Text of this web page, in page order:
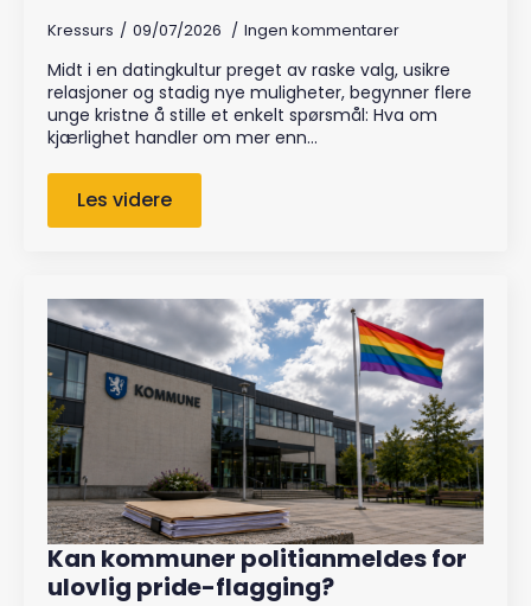
Kressurs 09/07/2026 Ingen kommentarer
Midt i en datingkultur preget av raske valg, usikre
relasjoner og stadig nye muligheter, begynner flere
unge kristne å stille et enkelt spørsmål: Hva om
kjærlighet handler om mer enn…
Les videre
Kan kommuner politianmeldes for
ulovlig pride-flagging?